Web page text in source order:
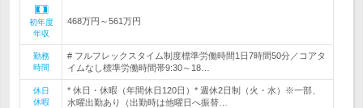
初年度
年収
468万円～561万円
勤務
時間
# フルフレックスタイム制度標準労働時間1日7時間50分／コアタ
イムなし標準労働時間帯9:30～18…
休日
休暇
* 休日・休暇（年間休日120日）* 週休2日制（火・水）※一部、
水曜出勤あり（出勤時は他曜日へ振替…